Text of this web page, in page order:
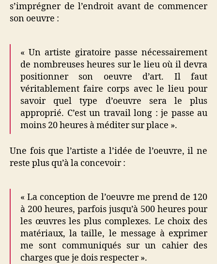
s’imprégner de l’endroit avant de commencer
son oeuvre :
« Un artiste giratoire passe nécessairement
de nombreuses heures sur le lieu où il devra
positionner son oeuvre d’art. Il faut
véritablement faire corps avec le lieu pour
savoir quel type d’oeuvre sera le plus
approprié. C’est un travail long : je passe au
moins 20 heures à méditer sur place ».
Une fois que l’artiste a l’idée de l’oeuvre, il ne
reste plus qu’à la concevoir :
« La conception de l’oeuvre me prend de 120
à 200 heures, parfois jusqu’à 500 heures pour
les œuvres les plus complexes. Le choix des
matériaux, la taille, le message à exprimer
me sont communiqués sur un cahier des
charges que je dois respecter ».